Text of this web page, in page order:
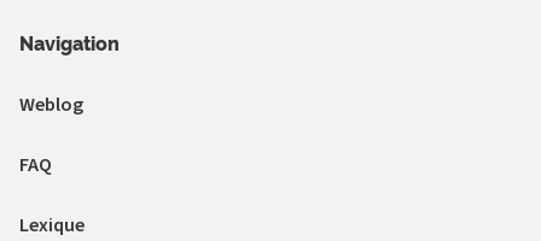
Navigation
Weblog
FAQ
Lexique